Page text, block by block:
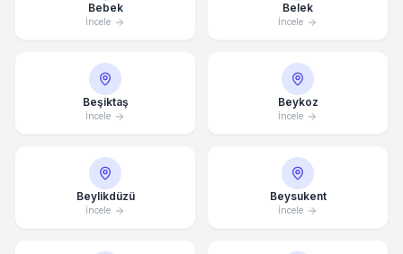
Bebek
İncele
Belek
İncele
Beşiktaş
İncele
Beykoz
İncele
Beylikdüzü
İncele
Beysukent
İncele
Ortalama Yanıt Süresi: 15 Dakika